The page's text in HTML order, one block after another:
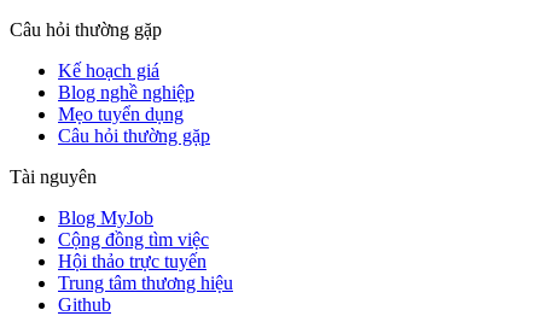
Câu hỏi thường gặp
Kế hoạch giá
Blog nghề nghiệp
Mẹo tuyển dụng
Câu hỏi thường gặp
Tài nguyên
Blog MyJob
Cộng đồng tìm việc
Hội thảo trực tuyến
Trung tâm thương hiệu
Github